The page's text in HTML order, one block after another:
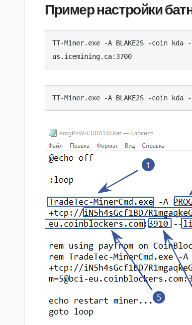
Пример настройки
TT-Miner.exe -A BLAKE2S -coin kda -
us.icemining.ca:3700
TT-Miner.exe -A BLAKE2S -coin kda -